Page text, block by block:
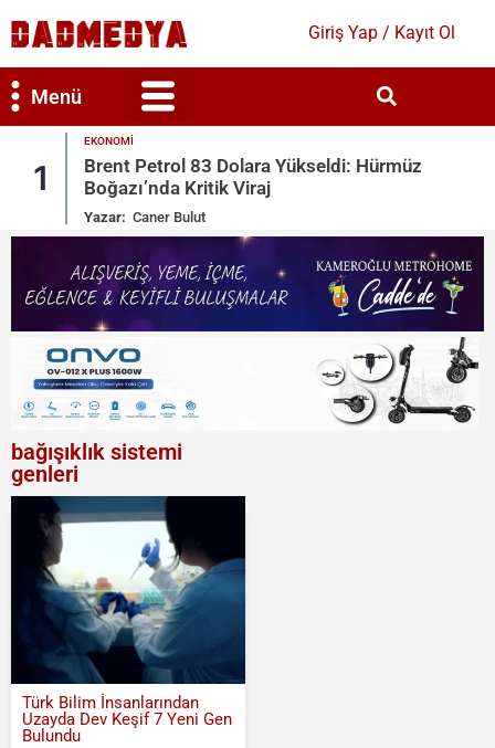
Giriş Yap / Kayıt Ol
Menü
EKONOMI
Brent Petrol 83 Dolara Yükseldi: Hürmüz
Boğazı’nda Kritik Viraj
Yazar: Caner Bulut
bağışıklık sistemi
genleri
Türk Bilim İnsanlarından
Uzayda Dev Keşif 7 Yeni Gen
Bulundu